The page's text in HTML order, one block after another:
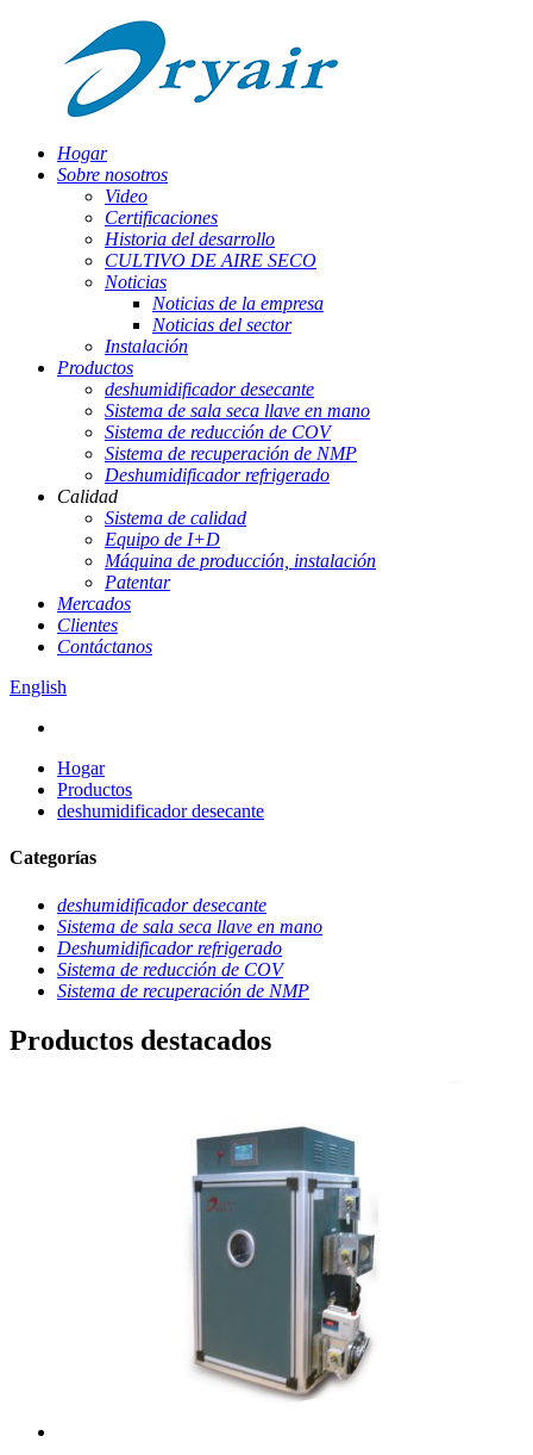
Hogar
Sobre nosotros
Video
Certificaciones
Historia del desarrollo
CULTIVO DE AIRE SECO
Noticias
Noticias de la empresa
Noticias del sector
Instalación
Productos
deshumidificador desecante
Sistema de sala seca llave en mano
Sistema de reducción de COV
Sistema de recuperación de NMP
Deshumidificador refrigerado
Calidad
Sistema de calidad
Equipo de I+D
Máquina de producción, instalación
Patentar
Mercados
Clientes
Contáctanos
English
Hogar
Productos
deshumidificador desecante
Categorías
deshumidificador desecante
Sistema de sala seca llave en mano
Deshumidificador refrigerado
Sistema de reducción de COV
Sistema de recuperación de NMP
Productos destacados